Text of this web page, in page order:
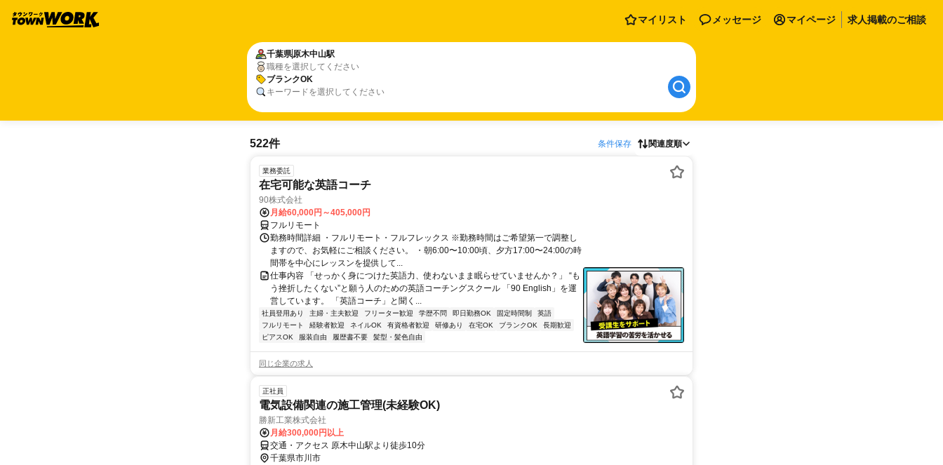
マイリスト メッセージ マイページ 求人掲載のご相談
千葉県原木中山駅
職種を選択してください
ブランクOK
キーワードを選択してください
522件 条件保存 関連度順
業務委託
在宅可能な英語コーチ
90株式会社
月給60,000円～405,000円
フルリモート
勤務時間詳細 ・フルリモート・フルフレックス ※勤務時間はご希望第一で調整し
ますので、お気軽にご相談ください。 ・朝6:00〜10:00頃、夕方17:00〜24:00の時
間帯を中心にレッスンを提供して...
仕事内容 「せっかく身につけた英語力、使わないまま眠らせていませんか？」 “も
う挫折したくない”と願う人のための英語コーチングスクール 「90 English」を運
営しています。 「英語コーチ」と聞く...
社員登用あり 主婦・主夫歓迎 フリーター歓迎 学歴不問 即日勤務OK 固定時間制
英語
フルリモート
経験者歓迎 ネイルOK 有資格者歓迎 研修あり 在宅OK ブランクOK
長期歓迎
ピアスOK
服装自由 履歴書不要 髪型・髪色自由
同じ企業の求人
正社員
電気設備関連の施工管理(未経験OK)
勝新工業株式会社
月給300,000円以上
交通・アクセス 原木中山駅より徒歩10分
千葉県市川市